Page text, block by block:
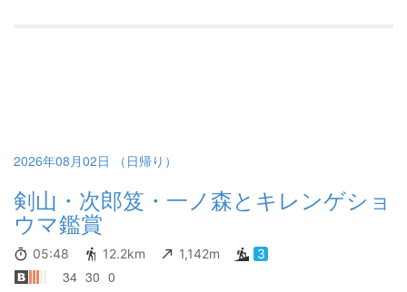
2026年08月02日 （日帰り）
剣山・次郎笈・一ノ森とキレンゲショ
ウマ鑑賞
05:48 12.2km 1,142m 3
34 30 0